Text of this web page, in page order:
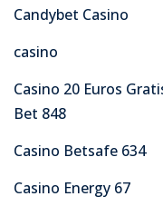
Candybet Casino
casino
Casino 20 Euros
Bet 848
Casino Betsafe 634
Casino Energy 67